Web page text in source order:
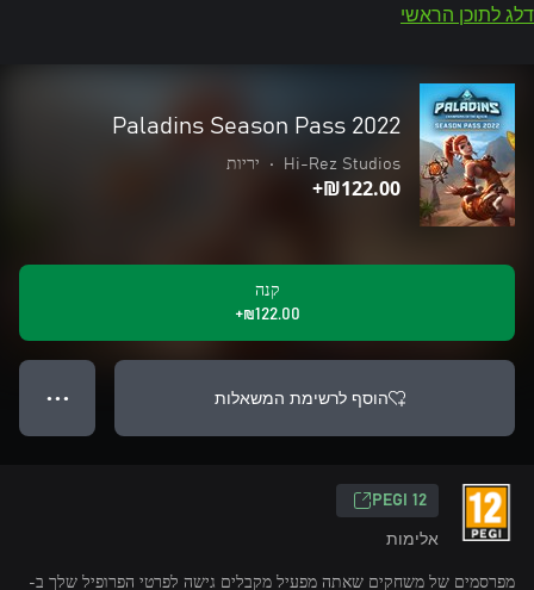
דלג לתוכן הראשי
Paladins Season Pass 2022
Hi-Rez Studios
• יריות
‪₪‎122.00‬+
קנה
‪₪‎122.00‬+
הוסף לרשימת המשאלות ● ● ●
‎PEGI 12‎
אלימות
מפרסמים של משחקים שאתה מפעיל מקבלים גישה לפרטי הפרופיל שלך ב-